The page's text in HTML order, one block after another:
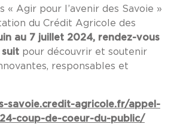
« Agir pour l’avenir des Savoie »
du Crédit Agricole des
au 7 juillet 2024, rendez-vous
suit pour découvrir et soutenir
responsables et
savoie.credit-agricole.fr/appel-
coup-de-coeur-du-public/